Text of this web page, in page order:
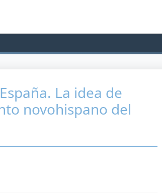
La idea de
novohispano del